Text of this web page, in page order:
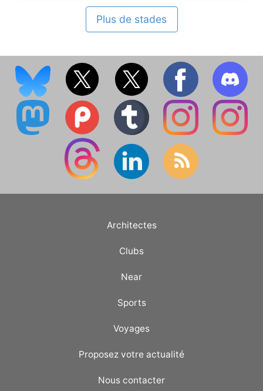
Plus de stades
Architectes
Clubs
Near
Sports
Voyages
Proposez votre actualité
Nous contacter